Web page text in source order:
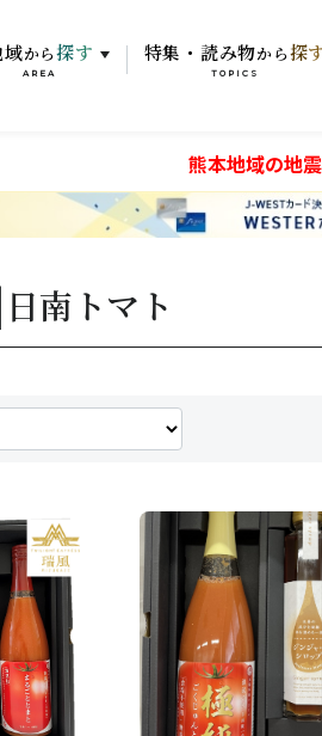
から 探す
AREA
特集・読み物から 探
TOPICS
熊本地域の地
日南トマト